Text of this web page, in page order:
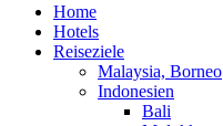
Home
Hotels
Reiseziele
Malaysia, Borneo
Indonesien
Bali